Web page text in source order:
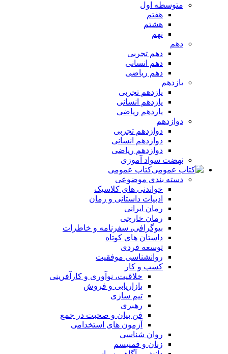
متوسطه اول
هفتم
هشتم
نهم
دهم
دهم تجربی
دهم انسانی
دهم ریاضی
یازدهم
یازدهم تجربی
یازدهم انسانی
یازدهم ریاضی
دوازدهم
دوازدهم تجربی
دوازدهم انسانی
دوازدهم ریاضی
نهضت سواد آموزی
کتاب عمومی
دسته بندی موضوعی
خواندنی های کلاسیک
ادبیات داستانی و رمان
رمان ایرانی
رمان خارجی
بیوگرافی، سفرنامه و خاطرات
داستان های کوتاه
توسعه فردی
روانشناسی موفقیت
کسب و کار
خلاقیت، نوآوری و کارآفرینی
بازاریابی و فروش
تیم سازی
رهبری
فن بیان و صحبت در جمع
آزمون های استخدامی
روان شناسی
زنان و فمنیسم